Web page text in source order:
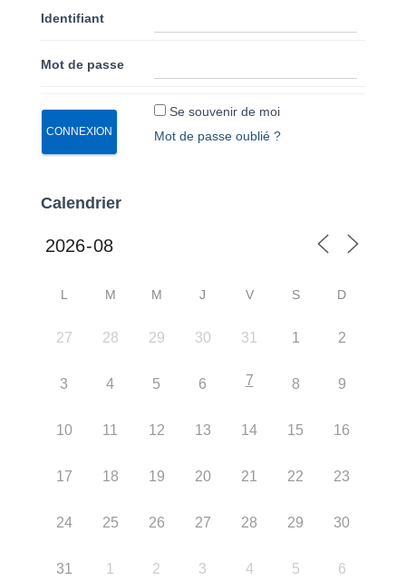
Identifiant
Mot de passe
Se souvenir de moi
Mot de passe oublié ?
Calendrier
L M M J V S D
27 28 29 30 31 1 2
3 4 5 6 7 8 9
10 11 12 13 14 15 16
17 18 19 20 21 22 23
24 25 26 27 28 29 30
31 1 2 3 4 5 6